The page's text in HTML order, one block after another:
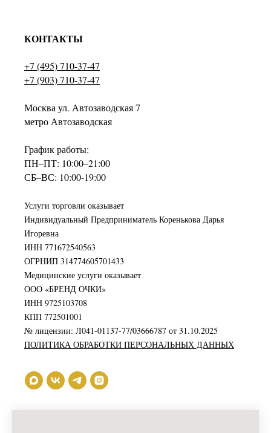
КОНТАКТЫ
+7 (495) 710-37-47
+7 (903) 710-37-47
Москва ул. Автозаводская 7
метро Автозаводская
График работы:
ПН–ПТ: 10:00–21:00
СБ–ВС: 10:00-19:00
Услуги торговли оказывает
Индивидуальный Предприниматель Коренькова Дарья
Игоревна
ИНН 771672540563
ОГРНИП 314774605701433
Медицинские услуги оказывает
ООО «БРЕНД ОЧКИ»
ИНН 9725103708
КПП 772501001
№ лицензии: Л041-01137-77/03666787 от 31.10.2025
ПОЛИТИКА ОБРАБОТКИ ПЕРСОНАЛЬНЫХ ДАННЫХ